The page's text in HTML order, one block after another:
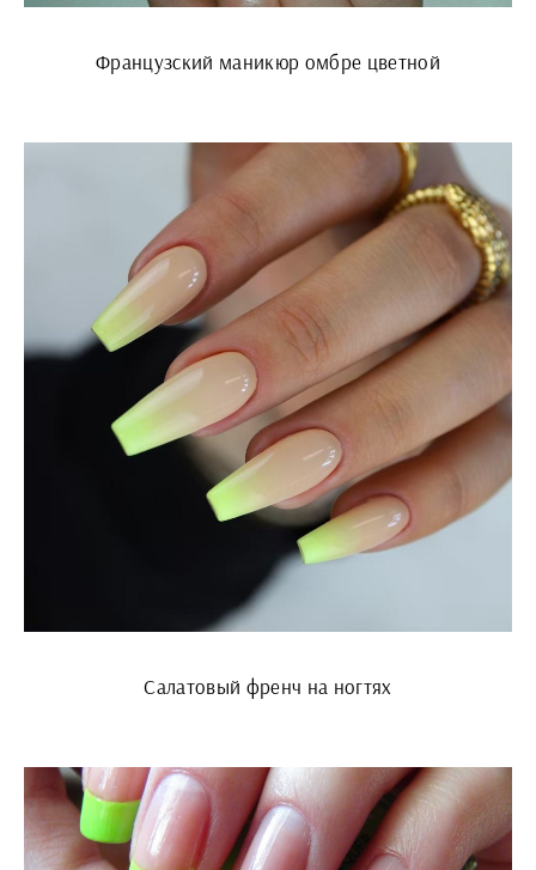
Французский маникюр омбре цветной
Салатовый френч на ногтях